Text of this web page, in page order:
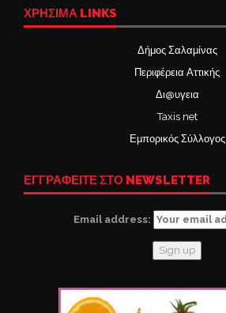
ΧΡΉΣΙΜΑ LINKS
Δήμος Σαλαμίνας
Περιφέρεια Αττικής
Δι@υγεια
Taxis net
Εμπορικός Σύλλογος
ΕΓΓΡΑΦΕΙΤΕ ΣΤΟ NEWSLETTER
Email address: